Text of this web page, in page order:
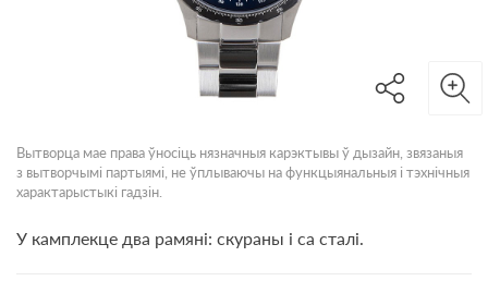
Вытворца мае права ўносіць нязначныя карэктывы ў дызайн, звязаныя
з вытворчымі партыямі, не ўплываючы на функцыянальныя і тэхнічныя
характарыстыкі гадзін.
У камплекце два рамяні: скураны і са сталі.